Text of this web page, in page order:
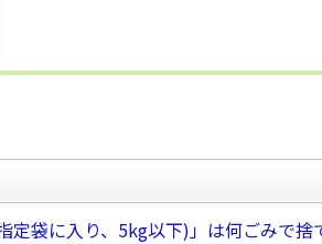
定袋に入り、5kg以下)」は何ごみで